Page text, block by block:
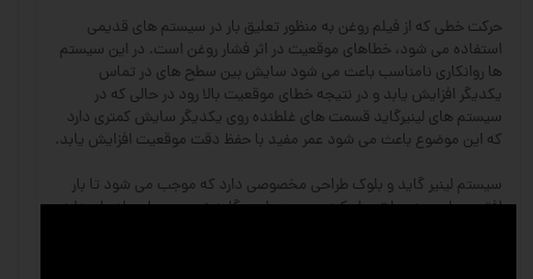
حرکت خطی که از فیلم روغن به منظور تعلیق بار در سیستم های قدیمی
استفاده می شود، خطاهای موقعیت در اثر فشار روغن است. در این سیستم
ها روانکاری نامناسب باعث می شود سایش بین سطح های در تماس
یکدیگر افزایش یابد و در نتیجه خطای موقعیت بالا رود در حالی که در
سیستم های لینیرگاید قسمت های غلطنده روی یکدیگر سایش کمتری دارد
که این موضوع باعث می شود عمر مفید با حفظ دقت موقعیت افزایش یابد.
سیستم لینیر گاید و بلوک طراحی مخصوصی دارد که موجب می شود تا بار
افقی و یا عمودی را تحمل کند. سیستم لینیر گاید نصب بسیار ساده ای دارد.